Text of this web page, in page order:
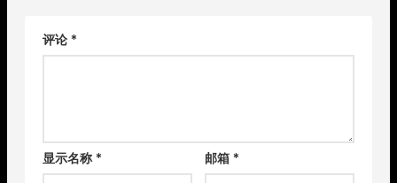
评论 *
显示名称 * 邮箱*